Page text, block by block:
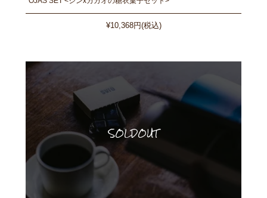
¥10,368円(税込)